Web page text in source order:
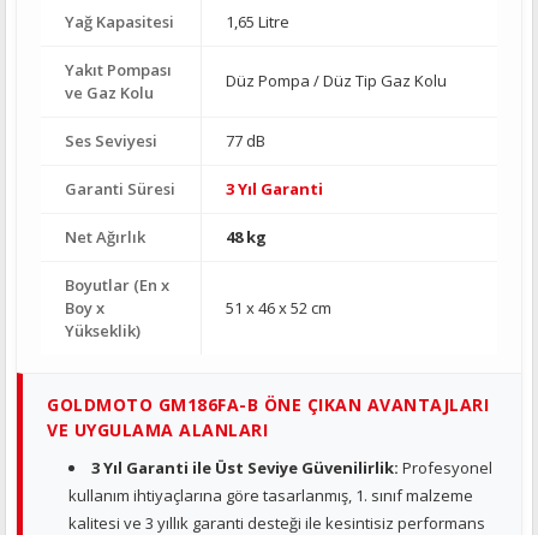
Yağ Kapasitesi 1,65 Litre
Yakıt Pompası
ve Gaz Kolu
Düz Pompa / Düz Tip Gaz Kolu
Ses Seviyesi 77 dB
Garanti Süresi 3 Yıl Garanti
Net Ağırlık 48 kg
Boyutlar (En x
Boy x
Yükseklik)
51 x 46 x 52 cm
GOLDMOTO GM186FA-B ÖNE ÇIKAN AVANTAJLARI
VE UYGULAMA ALANLARI
3 Yıl Garanti ile Üst Seviye Güvenilirlik: Profesyonel
kullanım ihtiyaçlarına göre tasarlanmış, 1. sınıf malzeme
kalitesi ve 3 yıllık garanti desteği ile kesintisiz performans